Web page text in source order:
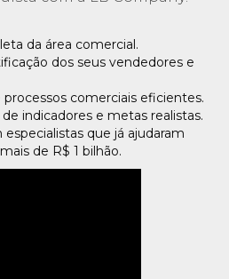
da área comercial.
dos seus vendedores e
comerciais eficientes.
indicadores e metas realistas.
que já ajudaram
de R$ 1 bilhão.